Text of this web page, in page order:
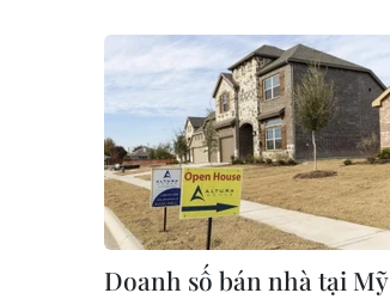
Doanh số bán nhà tại Mỹ